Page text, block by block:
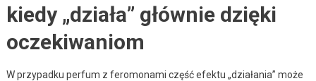
kiedy „działa” głównie dzięki
oczekiwaniom
W przypadku perfum z feromonami część efektu „działania” może